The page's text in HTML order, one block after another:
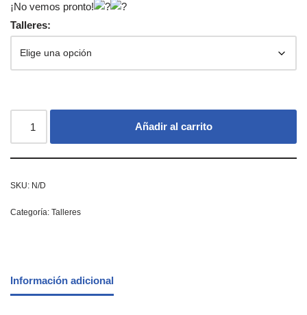
¡No vemos pronto!
Talleres:
Añadir al carrito
SKU: N/D
Categoría: Talleres
Información adicional